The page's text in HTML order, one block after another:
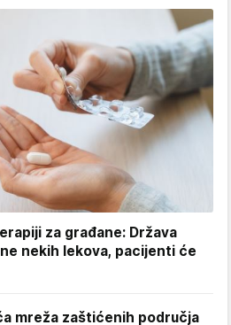
za građane: Država
nekih lekova, pacijenti će
mreža zaštićenih područja